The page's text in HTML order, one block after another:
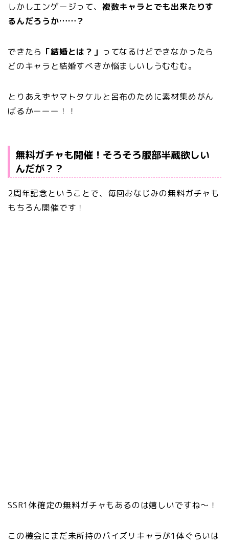
しかしエンゲージって、 複数キャラとでも出来たりす
るんだろうか……？
できたら 「結婚とは？」 ってなるけどできなかったら
どのキャラと結婚すべきか悩ましいしうむむむ。
とりあえずヤマトタケルと呂布のために素材集めがん
ばるかーーー！！
無料ガチャも開催！そろそろ服部半蔵欲しい
んだが？？
2周年記念ということで、毎回おなじみの無料ガチャも
もちろん開催です！
SSR1体確定の無料ガチャもあるのは嬉しいですね～！
この機会にまだ未所持のパイズリキャラが1体ぐらいは